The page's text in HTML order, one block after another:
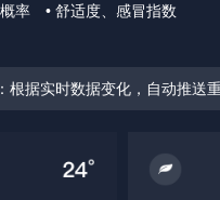
率
• 舒适度、感冒指数
根据实时数据变化，自动推送